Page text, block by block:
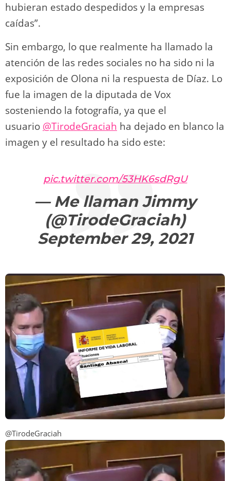
hubieran estado despedidos y la empresas
caídas”.
Sin embargo, lo que realmente ha llamado la
atención de las redes sociales no ha sido ni la
exposición de Olona ni la respuesta de Díaz. Lo
fue la imagen de la diputada de Vox
sosteniendo la fotografía, ya que el
usuario @TirodeGraciah ha dejado en blanco la
imagen y el resultado ha sido este:
pic.twitter.com/53HK6sdRgU
— Me llaman Jimmy
(@TirodeGraciah)
September 29, 2021
@TirodeGraciah